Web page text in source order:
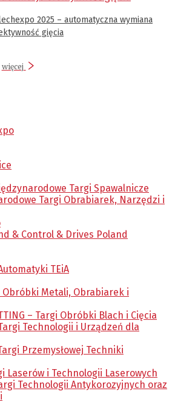
2025 – automatyczna wymiana
gięcia
więcej